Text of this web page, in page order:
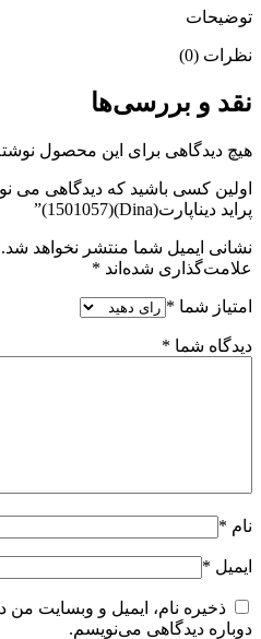
توضیحات
نظرات (0)
نقد و بررسی‌ها
هیچ دیدگاهی برای این محصول
پراید دیناپارت(Dina)(1501057)”
نشانی ایمیل شما منتشر نخواهد شد.
علامت‌گذاری شده‌اند *
امتیاز شما *
دیدگاه شما *
نام *
ایمیل *
ذخیره نام، ایمیل و وبسایت من
دوباره دیدگاهی می‌نویسم.